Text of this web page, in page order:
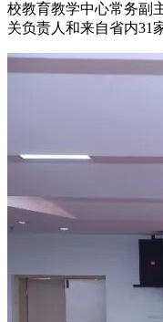
校教育教学中心常务副
关负责人和来自省内31